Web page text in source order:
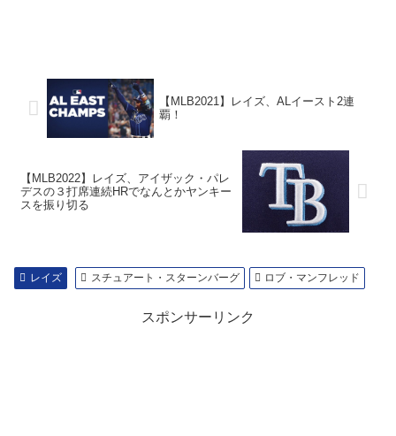
【MLB2021】レイズ、ALイースト2連
覇！
【MLB2022】レイズ、アイザック・パレ
デスの３打席連続HRでなんとかヤンキー
スを振り切る
レイズ スチュアート・スターンバーグ ロブ・マンフレッド
スポンサーリンク